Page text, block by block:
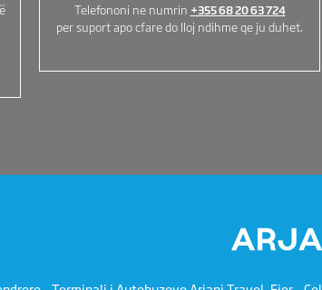
Telefononi ne numrin +355 68 20 63 724
per suport apo cfare do lloj ndihme qe ju duhet.